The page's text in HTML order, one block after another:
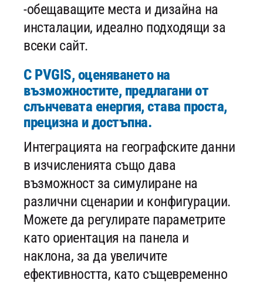
-обещаващите места и дизайна на
инсталации, идеално подходящи за
всеки сайт.
С PVGIS, оценяването на
възможностите, предлагани от
слънчевата енергия, става проста,
прецизна и достъпна.
Интеграцията на географските данни
в изчисленията също дава
възможност за симулиране на
различни сценарии и конфигурации.
Можете да регулирате параметрите
като ориентация на панела и
наклона, за да увеличите
ефективността, като същевременно